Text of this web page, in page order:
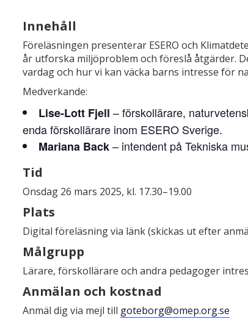
Innehåll
Föreläsningen presenterar ESERO och
år utforska miljöproblem och föreslå åtgärder.
vardag och hur vi kan väcka barns intresse för
Medverkande:
Lise-Lott Fjell – förskollärare,
enda förskollärare inom ESERO Sverige.
Mariana Back– intendent på Tekniska
Tid
Onsdag 26 mars 2025, kl. 17.30–19.00
Plats
Digital föreläsning via länk (skickas ut efter
Målgrupp
Lärare, förskollärare och andra pedagoger
Anmälan och kostnad
Anmäl dig via mejl till goteborg@omep.org.se